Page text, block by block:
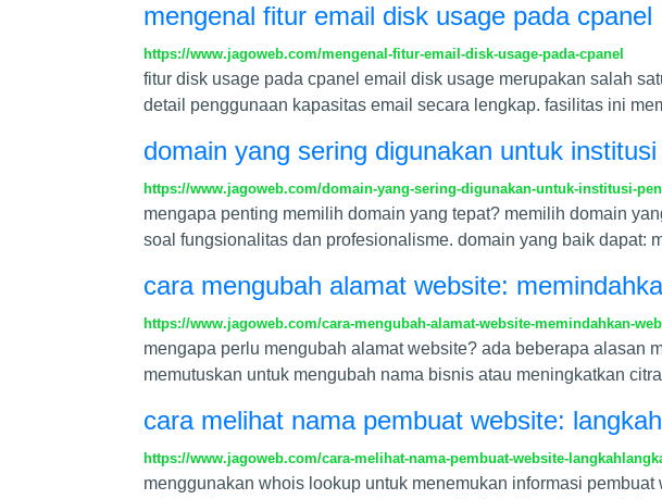
mengenal fitur email disk usage pada cpanel
https://www.jagoweb.com/mengenal-fitur-email-disk-usage-pada-cpanel
fitur disk usage pada cpanel email disk usage merupakan salah
detail penggunaan kapasitas email secara lengkap. fasilitas ini
domain yang sering digunakan untuk
https://www.jagoweb.com/domain-yang-sering-digunakan-untuk-institusi-
mengapa penting memilih domain yang tepat? memilih domain
soal fungsionalitas dan profesionalisme. domain yang baik dapat:
cara mengubah alamat website:
https://www.jagoweb.com/cara-mengubah-alamat-website-memindahkan-
mengapa perlu mengubah alamat website? ada beberapa alasan
memutuskan untuk mengubah nama bisnis atau meningkatkan
cara melihat nama pembuat website:
https://www.jagoweb.com/cara-melihat-nama-pembuat-website-
menggunakan whois lookup untuk menemukan informasi